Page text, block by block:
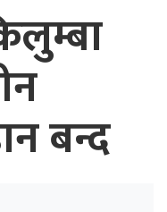
बन्द